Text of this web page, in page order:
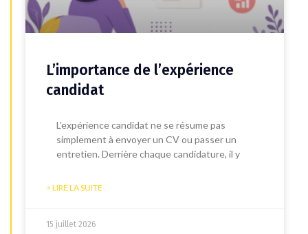
L’importance de l’expérience
candidat
L’expérience candidat ne se résume pas
simplement à envoyer un CV ou passer un
entretien. Derrière chaque candidature, il y
> LIRE LA SUITE
15 juillet 2026